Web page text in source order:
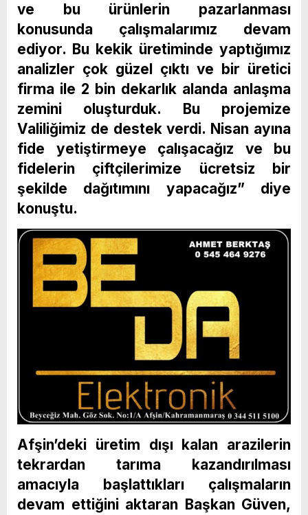
ve bu ürünlerin pazarlanması
konusunda çalışmalarımız devam
ediyor. Bu kekik üretiminde yaptığımız
analizler çok güzel çıktı ve bir üretici
firma ile 2 bin dekarlık alanda anlaşma
zemini oluşturduk. Bu projemize
Valiliğimiz de destek verdi. Nisan ayına
fide yetiştirmeye çalışacağız ve bu
fidelerin çiftçilerimize ücretsiz bir
şekilde dağıtımını yapacağız” diye
konuştu.
Afşin’deki üretim dışı kalan arazilerin
tekrardan tarıma kazandırılması
amacıyla başlattıkları çalışmaların
devam ettiğini aktaran Başkan Güven,